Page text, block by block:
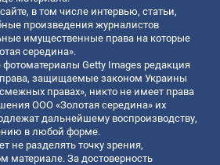
в том числе интервью, статьи,
произведения журналистов
имущественные права на которые
середина».
Getty Images редакция
защищаемые законом Украины
правах», никто не имеет права
ООО «Золотая середина» их
дальнейшему воспроизводству,
в любой форме.
не разделять точку зрения,
материале. За достоверность